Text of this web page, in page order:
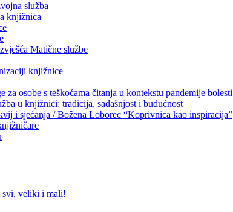
služba
knjižnica
Matične službe
knjižnice
za osobe s teškoćama čitanja u kontekstu pandemije
u knjižnici: tradicija, sadašnjost i budućnost
i sjećanja / Božena Loborec “Koprivnica kao inspiracija”
svi, veliki i mali!